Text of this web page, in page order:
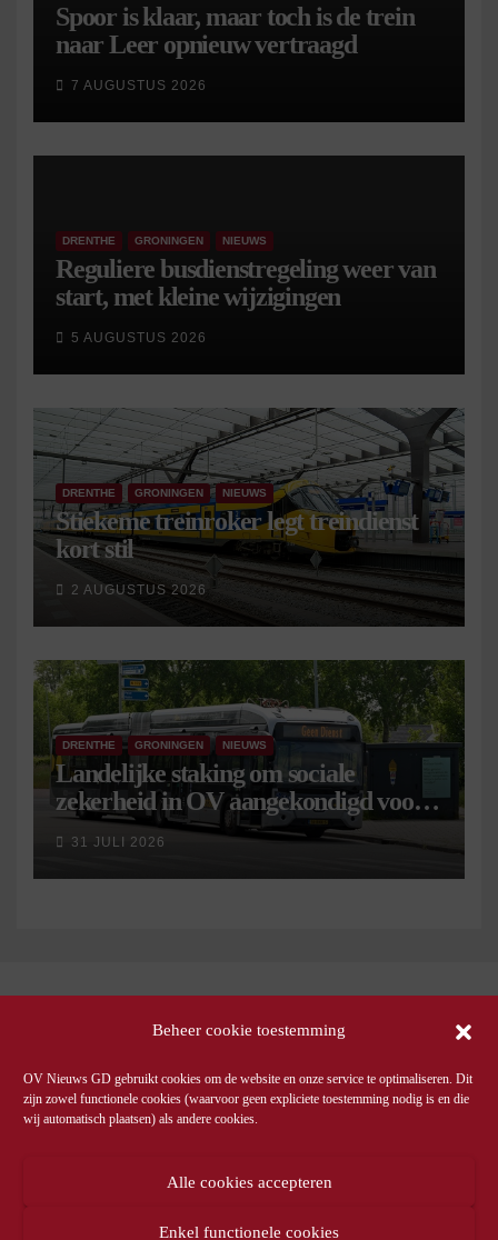
Beheer cookie toestemming
OV Nieuws GD gebruikt cookies om de website en onze service te optimaliseren. Dit
zijn zowel functionele cookies (waarvoor geen expliciete toestemming nodig is en die
wij automatisch plaatsen) als andere cookies.
Alle cookies accepteren
Enkel functionele cookies
Spoor is klaar, maar toch is de trein
naar Leer opnieuw vertraagd
7 AUGUSTUS 2026
DRENTHE GRONINGEN NIEUWS
Reguliere busdienstregeling weer van
start, met kleine wijzigingen
5 AUGUSTUS 2026
DRENTHE GRONINGEN NIEUWS
Stiekeme treinroker legt treindienst
kort stil
2 AUGUSTUS 2026
DRENTHE GRONINGEN NIEUWS
Landelijke staking om sociale
zekerheid in OV aangekondigd voor 9
september
31 JULI 2026